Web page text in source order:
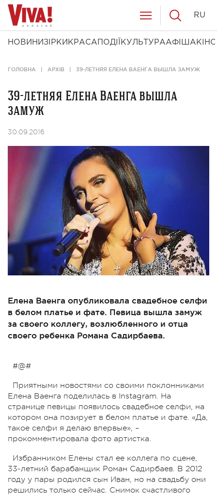
НОВИНИ ЗІРКИ КРАСА ПОДІЇ КУЛЬТУРААФІША КІНО
RU
ГОЛОВНА АРХІВ 39-ЛЕТНЯЯ ЕЛЕНА ВАЕНГА ВЫШЛА ЗАМУЖ
39-летняя Елена Ваенга вышла
замуж
30.09.2016
Елена Ваенга опубликовала свадебное селфи
в белом платье и фате. Певица вышла замуж
за своего коллегу, возлюбленного и отца
своего ребенка Романа Садирбаева.
#@#
Приятными новостями со своими поклонниками
Елена Ваенга поделилась в Instagram. На
странице певицы появилось свадебное селфи, на
котором она позирует в белом платье и фате. «Да,
такое селфи я делаю впервые», –
прокомментировала фото артистка.
Избранником Елены стал ее коллега по сцене,
33-летний барабанщик Роман Садирбаев. В 2012
году у пары родился сын Иван, но на свадьбу они
решились только сейчас. Снимок счастливого